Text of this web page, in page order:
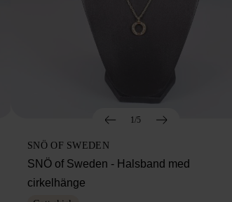
1/5
SNÖ OF SWEDEN
SNÖ of Sweden - Halsband med
cirkelhänge